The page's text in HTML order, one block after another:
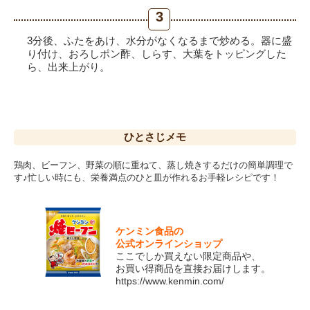
3
3分後、ふたをあけ、水分がなくなるまで炒める。器に盛
り付け、おろしポン酢、しらす、大葉をトッピングした
ら、出来上がり。
ひとさじ メモ
鶏肉、ビーフン、野菜の順に重ねて、蒸し焼きするだけの簡単調理で
す♪忙しい時にも、栄養満点のひと皿が作れるお手軽レシピです！
ケンミン食品の
公式オンラインショップ
ここでしか買えない限定商品や、
お買い得商品を直接お届けします。
https://www.kenmin.com/